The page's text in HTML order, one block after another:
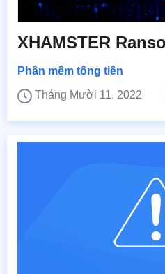
XHAMSTER
Phần mềm tống tiền
Tháng Mười 11, 2022